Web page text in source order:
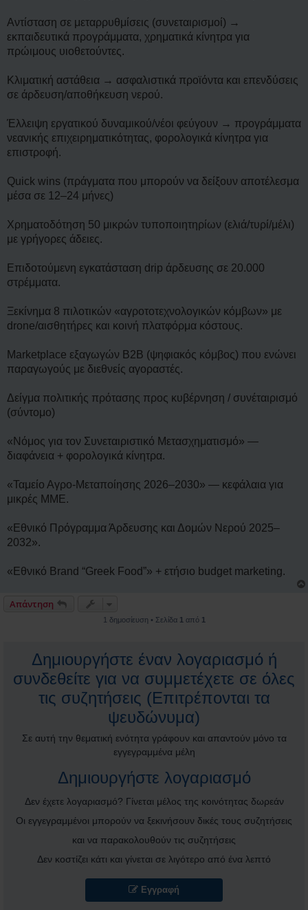
Αντίσταση σε μεταρρυθμίσεις (συνεταιρισμοί) →
εκπαιδευτικά προγράμματα, χρηματικά κίνητρα για
πρώιμους υιοθετούντες.
Κλιματική αστάθεια → ασφαλιστικά προϊόντα και επενδύσεις
σε άρδευση/αποθήκευση νερού.
Έλλειψη εργατικού δυναμικού/νέοι φεύγουν → προγράμματα
νεανικής επιχειρηματικότητας, φορολογικά κίνητρα για
επιστροφή.
Quick wins (πράγματα που μπορούν να δείξουν αποτέλεσμα
μέσα σε 12–24 μήνες)
Χρηματοδότηση 50 μικρών τυποποιητηρίων (ελιά/τυρί/μέλι)
με γρήγορες άδειες.
Επιδοτούμενη εγκατάσταση drip άρδευσης σε 20.000
στρέμματα.
Ξεκίνημα 8 πιλοτικών «αγροτοτεχνολογικών κόμβων» με
drone/αισθητήρες και κοινή πλατφόρμα κόστους.
Marketplace εξαγωγών B2B (ψηφιακός κόμβος) που ενώνει
παραγωγούς με διεθνείς αγοραστές.
Δείγμα πολιτικής πρότασης προς κυβέρνηση / συνέταιρισμό
(σύντομο)
«Νόμος για τον Συνεταιριστικό Μετασχηματισμό» —
διαφάνεια + φορολογικά κίνητρα.
«Ταμείο Αγρο-Μεταποίησης 2026–2030» — κεφάλαια για
μικρές ΜΜΕ.
«Εθνικό Πρόγραμμα Άρδευσης και Δομών Νερού 2025–
2032».
«Εθνικό Brand “Greek Food”» + ετήσιο budget marketing.
Απάντηση
1 δημοσίευση • Σελίδα 1 από 1
Δημιουργήστε έναν λογαριασμό ή
συνδεθείτε για να συμμετέχετε σε όλες
τις συζητήσεις (Επιτρέπονται τα
ψευδώνυμα)
Σε αυτή την θεματική ενότητα γράφουν και απαντούν μόνο τα
εγγεγραμμένα μέλη
Δημιουργήστε λογαριασμό
Δεν έχετε λογαριασμό? Γίνεται μέλος της κοινότητας δωρεάν
Οι εγγεγραμμένοι μπορούν να ξεκινήσουν δικές τους συζητήσεις
και να παρακολουθούν τις συζητήσεις
Δεν κοστίζει κάτι και γίνεται σε λιγότερο από ένα λεπτό
Εγγραφή